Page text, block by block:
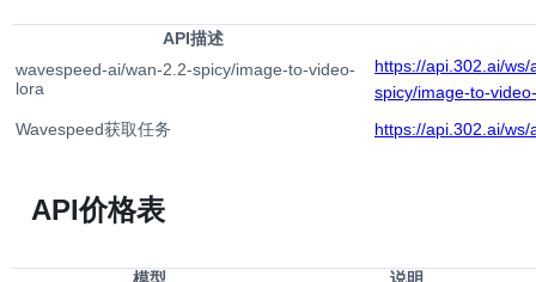
API描述
wavespeed-ai/wan-2.2-spicy/image-to-video-
lora
https://api.302.ai/
spicy/image-to-
Wavespeed获取任务
https://api.302.ai/
API价格表
模型 说明